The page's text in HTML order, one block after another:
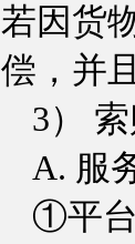
若因货
偿，并
3）
A. 服
①平